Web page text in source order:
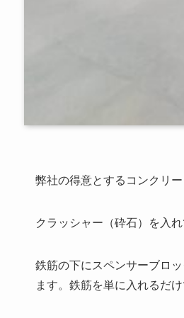
弊社の得意とするコンクリ
クラッシャー（砕石）を入
鉄筋の下にスペンサーブロ
ます。鉄筋を単に入れるだ